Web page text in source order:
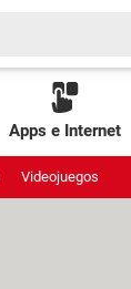
Apps e Internet
Videojuegos